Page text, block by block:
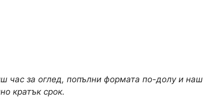
час за оглед, попълни формата по-долу и наш
кратък срок.